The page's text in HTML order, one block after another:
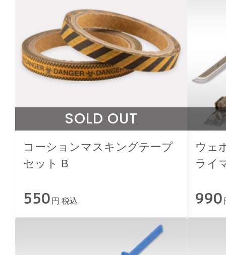
SOLD OUT
コーションマスキングテープ
セット B
550 円 税込
ウェ
ライ
990